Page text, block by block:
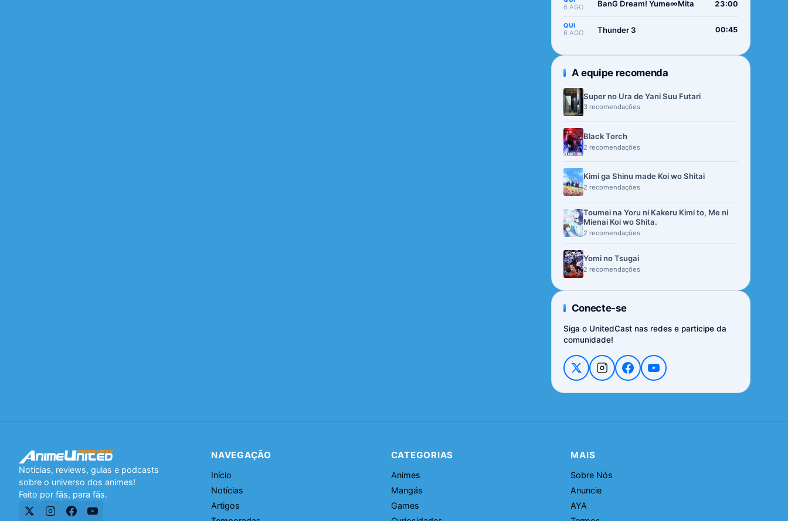
6 AGO BanG Dream! Yume∞Mita 23:00
QUI
6 AGO Thunder 3 00:45
A equipe recomenda
Super no Ura de Yani Suu Futari
3 recomendações
Black Torch
2 recomendações
Kimi ga Shinu made Koi wo Shitai
2 recomendações
Toumei na Yoru ni Kakeru Kimi to, Me ni
Mienai Koi wo Shita.
2 recomendações
Yomi no Tsugai
2 recomendações
Conecte-se
Siga o UnitedCast nas redes e participe da
comunidade!
Notícias, reviews, guias e podcasts
sobre o universo dos animes!
Feito por fãs, para fãs.
NAVEGAÇÃO
Início
Notícias
Artigos
CATEGORIAS
Animes
Mangás
Games
MAIS
Sobre Nós
Anuncie
AYA